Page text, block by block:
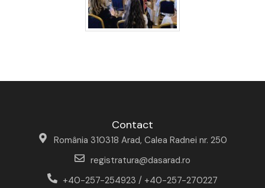
Contact
România 310318 Arad, Calea Radnei nr. 250
registratura@dasarad.ro
+40-257-254923 / +40-257-270227